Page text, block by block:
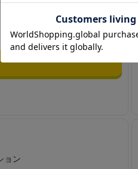
¥62,810（税込）
期間限定 早割価格（9月30日まで）